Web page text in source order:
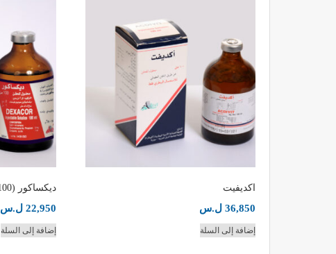
اكديفيت
36,850 ل.س
إضافة إلى السلة
ديكساكور (100 مل)
22,950 ل.س
إضافة إلى السلة